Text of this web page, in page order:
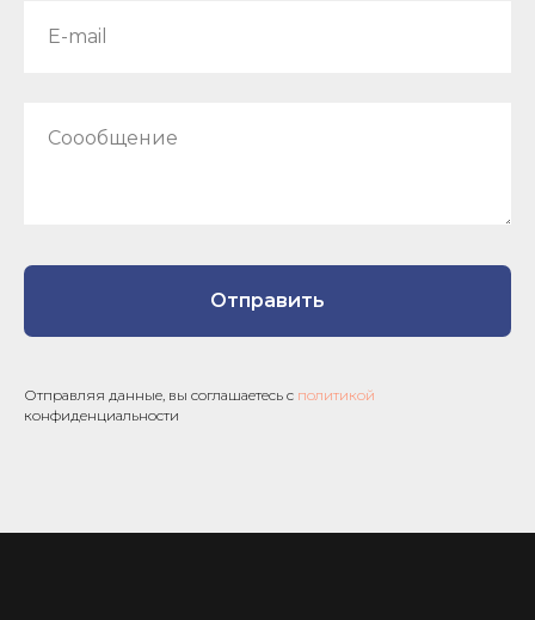
E-mail
Соообщение
Отправить
Отправляя данные, вы соглашаетесь с политикой
конфиденциальности